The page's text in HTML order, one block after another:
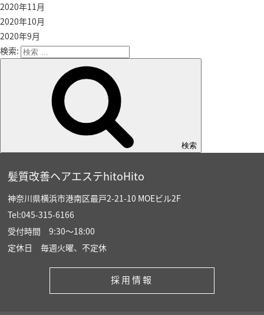
2020年11月
2020年10月
2020年9月
検索:
検索
髪質改善ヘアエステhitoHito
神奈川県横浜市港南区最戸2-21-10 MOEビル2F
Tel:045-315-6166
受付時間 9:30〜18:00
定休日 毎週火曜、不定休
採用情報